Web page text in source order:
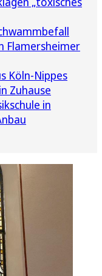
Flamersheimer
Köln-Nippes
Zuhause
in